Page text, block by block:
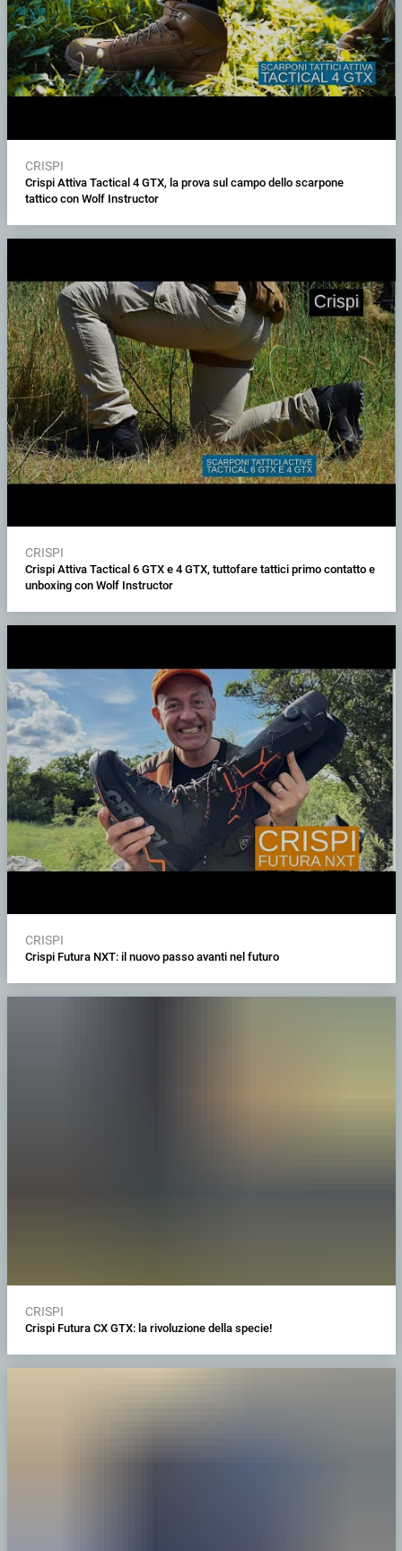
CRISPI
Crispi Attiva Tactical 4 GTX, la prova sul campo dello scarpone
tattico con Wolf Instructor
CRISPI
Crispi Attiva Tactical 6 GTX e 4 GTX, tuttofare tattici primo contatto e
unboxing con Wolf Instructor
CRISPI
Crispi Futura NXT: il nuovo passo avanti nel futuro
CRISPI
Crispi Futura CX GTX: la rivoluzione della specie!